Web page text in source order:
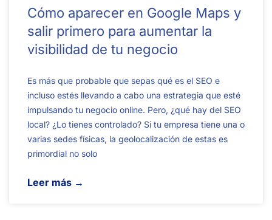
Cómo aparecer en Google Maps y
salir primero para aumentar la
visibilidad de tu negocio
Es más que probable que sepas qué es el SEO e
incluso estés llevando a cabo una estrategia que esté
impulsando tu negocio online. Pero, ¿qué hay del SEO
local? ¿Lo tienes controlado? Si tu empresa tiene una o
varias sedes físicas, la geolocalización de estas es
primordial no solo
Leer más →